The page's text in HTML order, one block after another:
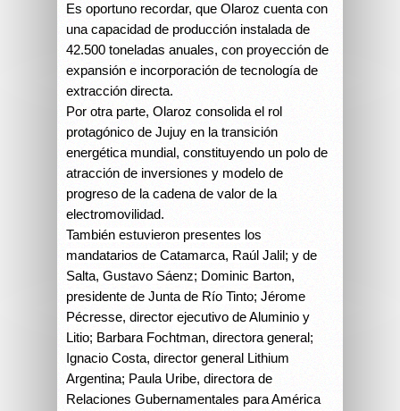
Es oportuno recordar, que Olaroz cuenta con
una capacidad de producción instalada de
42.500 toneladas anuales, con proyección de
expansión e incorporación de tecnología de
extracción directa.
Por otra parte, Olaroz consolida el rol
protagónico de Jujuy en la transición
energética mundial, constituyendo un polo de
atracción de inversiones y modelo de
progreso de la cadena de valor de la
electromovilidad.
También estuvieron presentes los
mandatarios de Catamarca, Raúl Jalil; y de
Salta, Gustavo Sáenz; Dominic Barton,
presidente de Junta de Río Tinto; Jérome
Pécresse, director ejecutivo de Aluminio y
Litio; Barbara Fochtman, directora general;
Ignacio Costa, director general Lithium
Argentina; Paula Uribe, directora de
Relaciones Gubernamentales para América